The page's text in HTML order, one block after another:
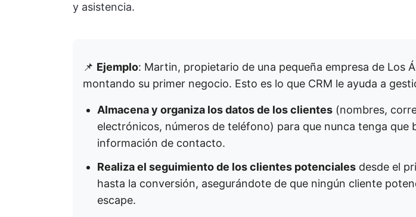
y asistencia.
📌 Ejemplo: Martin, propietario de una pequeña empresa de Los
montando su primer negocio. Esto es lo que CRM le ayuda a
Almacena y organiza los datos de los clientes (nombres,
electrónicos, números de teléfono) para que nunca tenga que
información de contacto.
Realiza el seguimiento de los clientes potenciales desde el
hasta la conversión, asegurándote de que ningún cliente
escape.